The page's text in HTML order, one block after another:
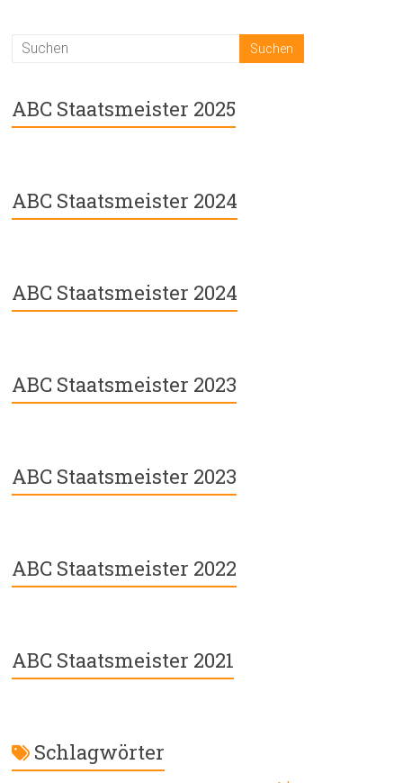
ABC Staatsmeister 2025
ABC Staatsmeister 2024
ABC Staatsmeister 2024
ABC Staatsmeister 2023
ABC Staatsmeister 2023
ABC Staatsmeister 2022
ABC Staatsmeister 2021
Schlagwörter